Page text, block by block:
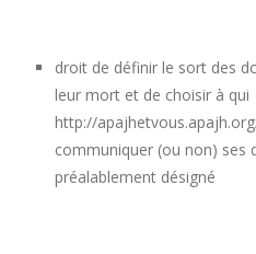
droit de définir le sort des
leur mort et de choisir à qui
http://
communiquer (ou non) ses
préalablement désigné